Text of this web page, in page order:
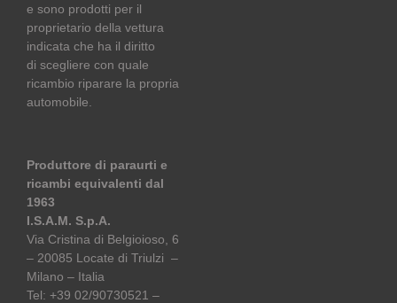
e sono prodotti per il
proprietario della vettura
indicata che ha il diritto
di scegliere con quale
ricambio riparare la propria
automobile.
Produttore di paraurti e
ricambi equivalenti dal
1963
I.S.A.M. S.p.A.
Via Cristina di Belgioioso, 6
– 20085 Locate di Triulzi –
Milano – Italia
Tel: +39 02/90730521 –